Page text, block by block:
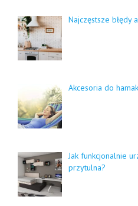
Najczęstsze błędy
Akcesoria do
Jak funkcjonalnie
przytulna?